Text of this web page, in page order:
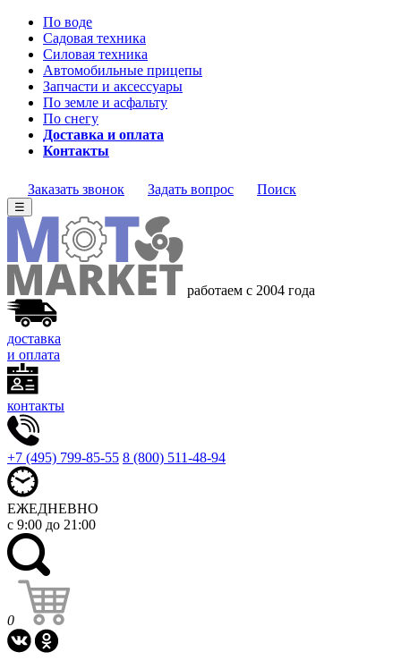
По воде
Садовая техника
Силовая техника
Автомобильные прицепы
Запчасти и аксессуары
По земле и асфальту
По снегу
Доставка и оплата
Контакты
Заказать звонок Задать вопрос Поиск
☰
работаем с 2004 года
доставка
и оплата
контакты
+7 (495) 799-85-55 8 (800) 511-48-94
ЕЖЕДНЕВНО
с 9:00 до 21:00
0